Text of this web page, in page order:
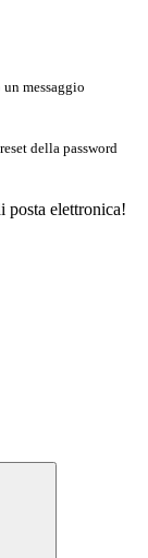
messaggio
della password
posta elettronica!